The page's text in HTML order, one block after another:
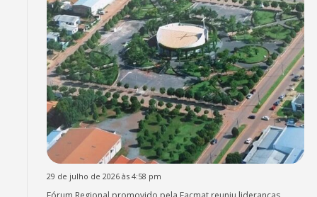
29 de julho de 2026 às 4:58 pm